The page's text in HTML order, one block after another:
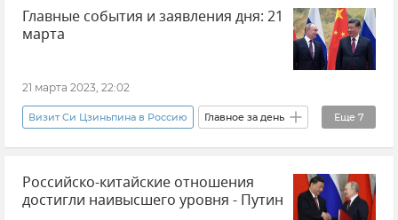
Владимир Путин (политик)
Главные события и заявления дня: 21
марта
21 марта 2023, 22:02
Еще 7
Визит Си Цзиньпина в Россию Главное за день
Си Цзиньпин (председатель КНР)
Владимир Путин посетил Мариуполь
Киево-Печерская лавра
Российско-китайские отношения
достигли наивысшего уровня - Путин